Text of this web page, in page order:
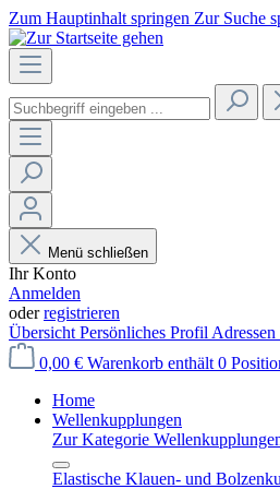
Zum Hauptinhalt springen Zur Suche
Menü schließen
Ihr Konto
Anmelden
oderregistrieren
Übersicht Persönliches Profil Adressen
0,00 € Warenkorb enthält 0
Home
Wellenkupplungen
Zur Kategorie
Elastische Klauen- und